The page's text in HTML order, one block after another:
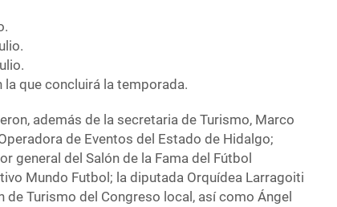
que concluirá la temporada.
además de la secretaria de Turismo, Marco
de Eventos del Estado de Hidalgo;
general del Salón de la Fama del Fútbol
Mundo Futbol; la diputada Orquídea Larragoiti
Turismo del Congreso local, así como Ángel